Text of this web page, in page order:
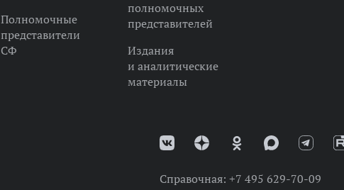
Полномочные
представители
СФ
полномочных
представителей
Издания
и аналитические
материалы
Справочная: +7 495 629-70-09